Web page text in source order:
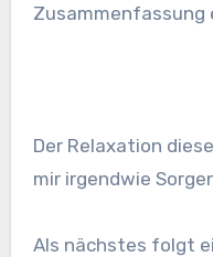
Zusammenfassung
Der Relaxation
mir irgendwie
Als nächstes folgt